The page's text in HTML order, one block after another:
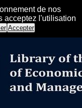
de nos
acceptez l'utilisation
Accepter
الفهرس